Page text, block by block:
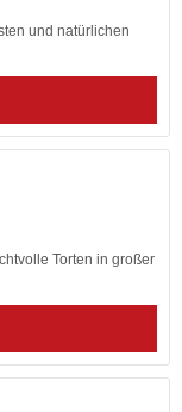
und natürlichen
Torten in großer